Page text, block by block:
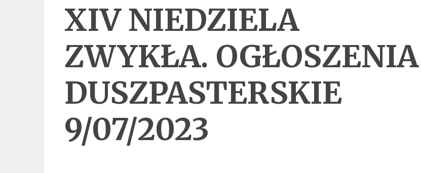
XIV NIEDZIELA
ZWYKŁA. OGŁOSZENIA
DUSZPASTERSKIE
9/07/2023